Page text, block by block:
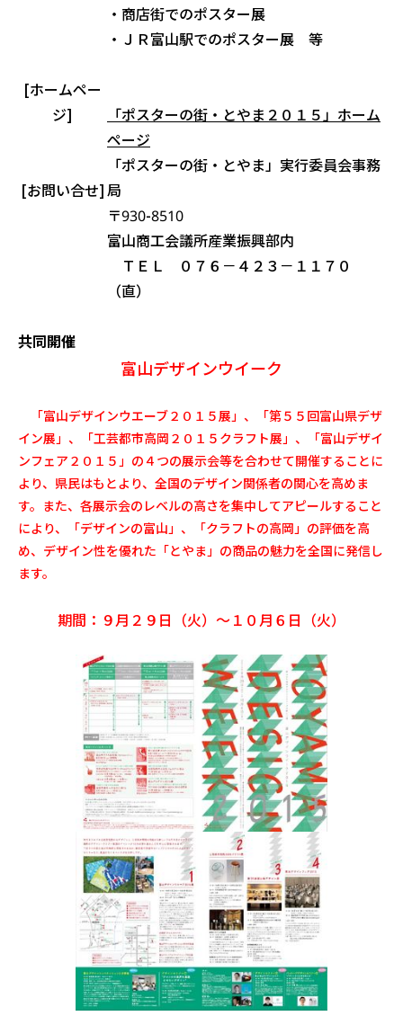
・商店街でのポスター展
・ＪＲ富山駅でのポスター展 等
[ホームペー
ジ]
「ポスターの街・とやま２０１５」ホーム
ページ
[お問い合せ]
「ポスターの街・とやま」実行委員会事務
局
〒930-8510
富山商工会議所産業振興部内
ＴＥＬ ０７６－４２３－１１７０
（直）
共同開催
富山デザインウイーク
「富山デザインウエーブ２０１５展」、「第５５回富山県デザ
イン展」、「工芸都市高岡２０１５クラフト展」、「富山デザイ
ンフェア２０１５」の４つの展示会等を合わせて開催することに
より、県民はもとより、全国のデザイン関係者の関心を高めま
す。また、各展示会のレベルの高さを集中してアピールすること
により、「デザインの富山」、「クラフトの高岡」の評価を高
め、デザイン性を優れた「とやま」の商品の魅力を全国に発信し
ます。
期間：９月２９日（火）～１０月６日（火）